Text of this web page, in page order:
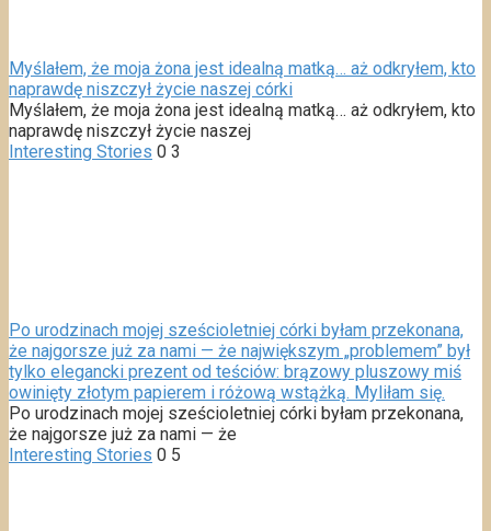
Myślałem, że moja żona jest idealną matką… aż odkryłem, kto
naprawdę niszczył życie naszej córki
Myślałem, że moja żona jest idealną matką… aż odkryłem, kto
naprawdę niszczył życie naszej
Interesting Stories 0 3
Po urodzinach mojej sześcioletniej córki byłam przekonana,
że najgorsze już za nami — że największym „problemem” był
tylko elegancki prezent od teściów: brązowy pluszowy miś
owinięty złotym papierem i różową wstążką. Myliłam się.
Po urodzinach mojej sześcioletniej córki byłam przekonana,
że najgorsze już za nami — że
Interesting Stories 0 5